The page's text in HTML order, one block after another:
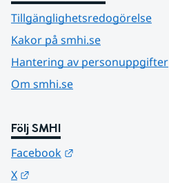
Tillgänglighetsredogörelse
Kakor på smhi.se
Hantering av personuppgifter
Om smhi.se
Följ SMHI
Facebook
X